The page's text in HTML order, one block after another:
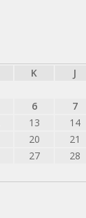
K J
6 7
13 14
20 21
27 28